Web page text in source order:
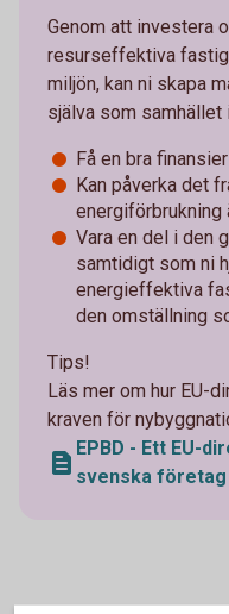
Genom att investera
resurseffektiva
miljön, kan ni skapa
själva som samhället
Få en bra
Kan påverka det
Vara en del i den
samtidigt som ni
energieffektiva
den omställning
Tips!
Läs mer om hur EU-
kraven för
EPBD - Ett EU-
svenska